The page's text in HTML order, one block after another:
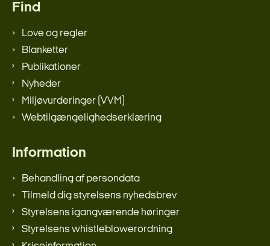
Find
Love og regler
Blanketter
Publikationer
Nyheder
Miljøvurderinger (VVM)
Webtilgængelighedserklæring
Information
Behandling af persondata
Tilmeld dig styrelsens nyhedsbrev
Styrelsens igangværende høringer
Styrelsens whistleblowerordning